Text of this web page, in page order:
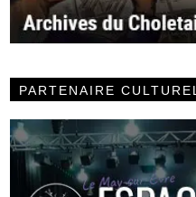
PARTENAIRE CULTUREL